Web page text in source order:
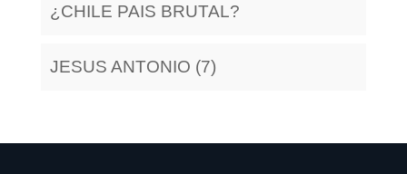
¿CHILE PAIS BRUTAL?
JESUS ANTONIO (7)